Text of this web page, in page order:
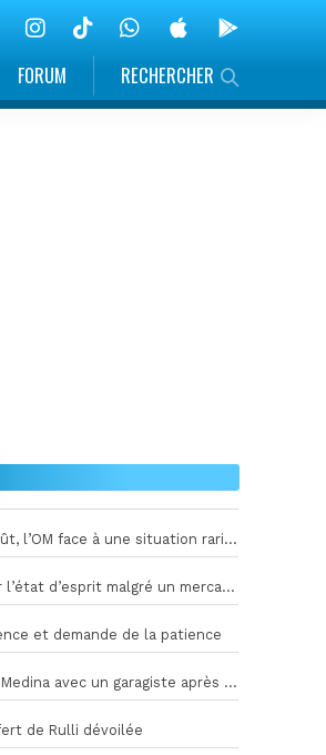
FORUM RECHERCHER
Zéro recrue au 7 août, l’OM face à une situation rarissime en Europe
Genesio rassure sur l’état d’esprit malgré un mercato inquiétant
et demande de la patience
L’anecdote folle de Medina avec un garagiste après le Mondial
de Rulli dévoilée